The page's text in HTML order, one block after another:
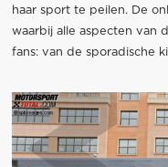
haar sport te peilen. De
waarbij alle aspecten van
fans: van de sporadische